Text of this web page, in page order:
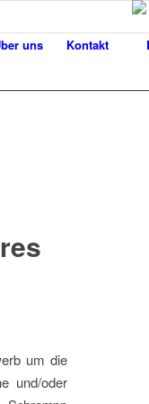
uns Kontakt
um die
und/oder